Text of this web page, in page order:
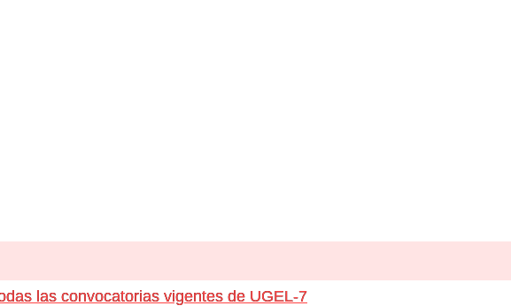
las convocatorias vigentes de UGEL-7